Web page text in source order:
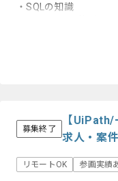
・SQLの知識
募集終了
【UiPath/
求人・案件
リモートOK 参画実績